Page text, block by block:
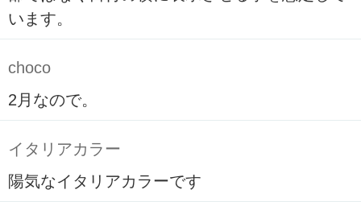
います。
choco
2月なので。
イタリアカラー
陽気なイタリアカラーです